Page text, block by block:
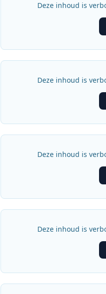
Deze inhoud is
Deze inhoud is
Deze inhoud is
Deze inhoud is